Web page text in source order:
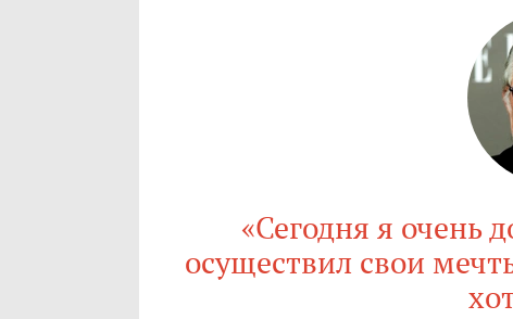
«Сегодня я очень
осуществил свои